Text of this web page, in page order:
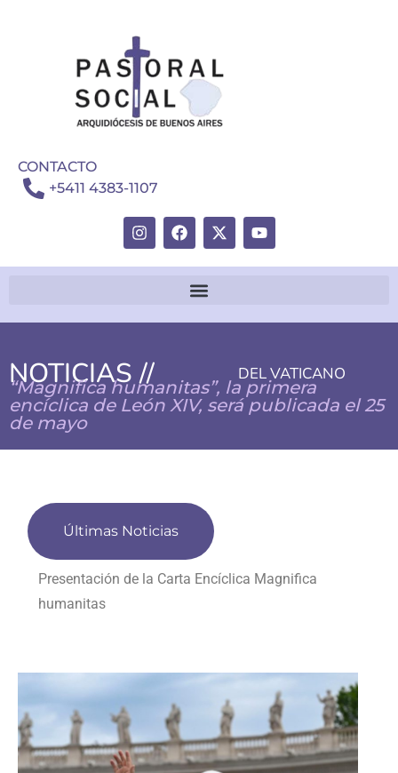
CONTACTO
+5411 4383-1107
NOTICIAS // DEL VATICANO
“Magnifica humanitas”, la primera
encíclica de León XIV, será publicada el 25
de mayo
Últimas Noticias
Presentación de la Carta Encíclica Magnifica
humanitas